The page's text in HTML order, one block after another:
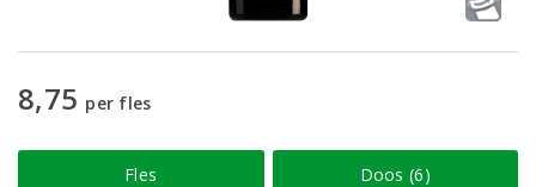
8,75 per fles
Fles Doos (6)